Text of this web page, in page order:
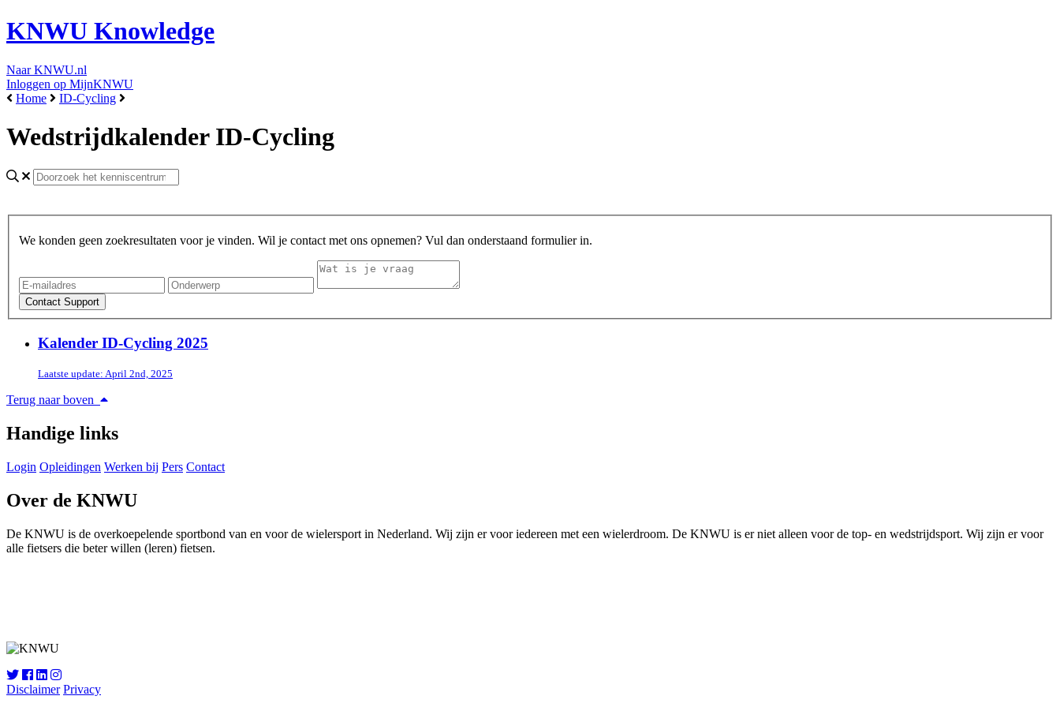
KNWU Knowledge
Naar KNWU.nl
Inloggen op MijnKNWU
Home
ID-Cycling
Wedstrijdkalender ID-Cycling
We konden geen zoekresultaten voor je vinden. Wil je contact met ons opnemen? Vul dan onderstaand formulier in.
Kalender ID-Cycling 2025
Laatste update: April 2nd, 2025
Terug naar boven
Handige links
Login Opleidingen Werken bij Pers Contact
Over de KNWU
De KNWU is de overkoepelende sportbond van en voor de wielersport in Nederland. Wij zijn er voor iedereen met een wielerdroom. De KNWU is er niet alleen voor de top- en wedstrijdsport. Wij zijn er voor
alle fietsers die beter willen (leren) fietsen.
Disclaimer Privacy